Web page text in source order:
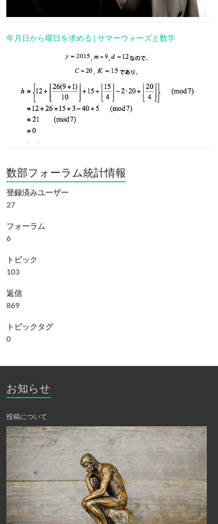
年月日から曜日を求める | サマーウォーズと数学
数部フォーラム統計情報
登録済みユーザー
27
フォーラム
6
トピック
103
返信
869
トピックタグ
0
お知らせ
投稿について